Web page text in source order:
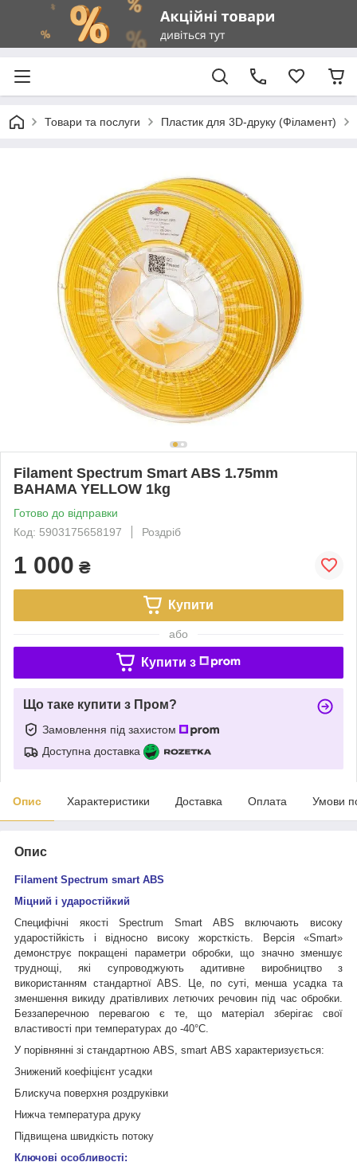
Товари та послуги Пластик для 3D-друку (Філамент)
Filament Spectrum Smart ABS 1.75mm
BAHAMA YELLOW 1kg
Готово до відправки
Код: 5903175658197
Роздріб
1 000 ₴
Купити
або
Купити з
Що таке купити з Пром?
Замовлення під захистом
Доступна доставка
Опис Характеристики Доставка Оплата Умови
Опис
Filament Spectrum smart ABS
Міцний і ударостійкий
Специфічні якості Spectrum Smart ABS включають високу
ударостійкість і відносно високу жорсткість. Версія «Smart»
демонструє покращені параметри обробки, що значно зменшує
труднощі, які супроводжують адитивне виробництво з
використанням стандартної ABS. Це, по суті, менша усадка та
зменшення викиду дратівливих летючих речовин під час обробки.
Беззаперечною перевагою є те, що матеріал зберігає свої
властивості при температурах до -40°C.
У порівнянні зі стандартною ABS, smart ABS характеризується:
Знижений коефіцієнт усадки
Блискуча поверхня роздруківки
Нижча температура друку
Підвищена швидкість потоку
Ключові особливості: